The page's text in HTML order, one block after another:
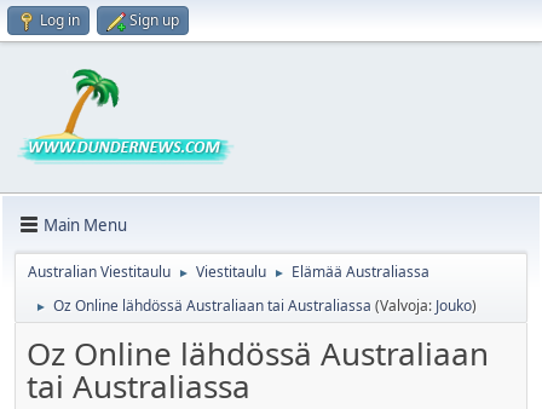
Log in Sign up
Main Menu
Australian Viestitaulu ► Viestitaulu ► Elämää Australiassa
► Oz Online lähdössä Australiaan tai Australiassa (Valvoja: Jouko)
Oz Online lähdössä Australiaan
tai Australiassa